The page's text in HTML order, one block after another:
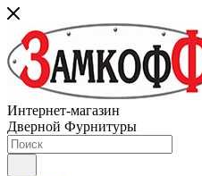
Интернет-магазин
Дверной Фурнитуры